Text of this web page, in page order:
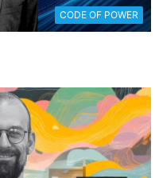
CODE OF POWER